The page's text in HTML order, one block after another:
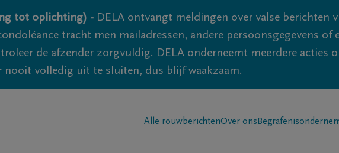
tot oplichting) - DELA ontvangt meldingen over valse berichten
tracht men mailadressen, andere persoonsgegevens of
de afzender zorgvuldig. DELA onderneemt meerdere acties
volledig uit te sluiten, dus blijf waakzaam.
Alle rouwberichtenOver ons